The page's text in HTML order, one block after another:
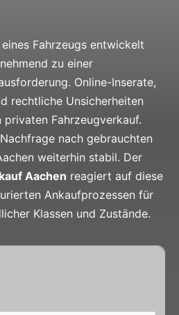
Fahrzeugs entwickelt
zu einer
Online-Inserate,
rechtliche Unsicherheiten
Fahrzeugverkauf.
nach gebrauchten
weiterhin stabil. Der
Aachen reagiert auf diese
Ankaufprozessen für
Klassen und Zustände.